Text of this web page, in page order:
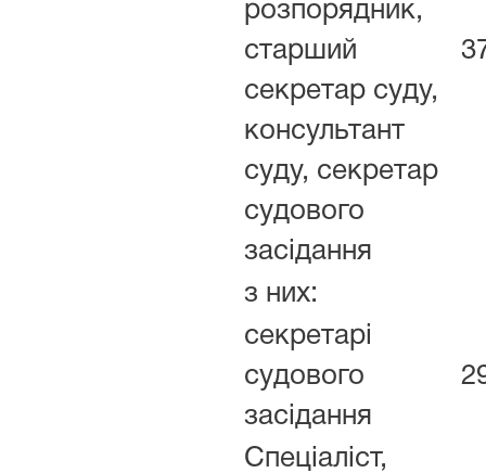
розпорядник,
старший
секретар суду,
консультант
суду, секретар
судового
засідання
з них:
секретарі
судового
засідання
Спеціаліст,